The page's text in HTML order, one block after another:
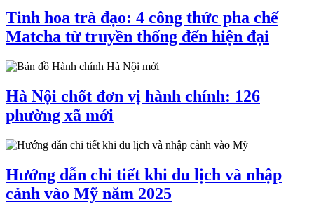
Tinh hoa trà đạo: 4 công thức pha chế
Matcha từ truyền thống đến hiện đại
Hà Nội chốt đơn vị hành chính: 126
phường xã mới
Hướng dẫn chi tiết khi du lịch và nhập
cảnh vào Mỹ năm 2025